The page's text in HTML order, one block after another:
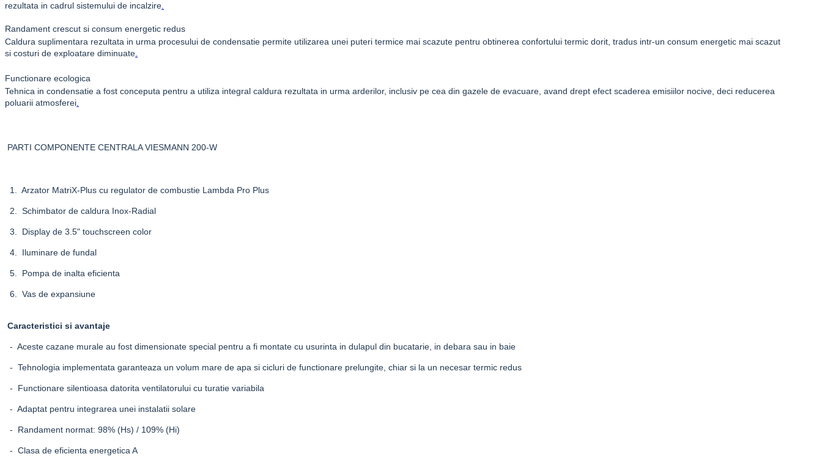
rezultata in cadrul sistemului de incalzire.
Randament crescut si consum energetic redus
Caldura suplimentara rezultata in urma procesului de condensatie permite utilizarea unei puteri termice mai scazute pentru obtinerea confortului termic dorit, tradus intr-un consum energetic mai scazut
si costuri de exploatare diminuate.
Functionare ecologica
Tehnica in condensatie a fost conceputa pentru a utiliza integral caldura rezultata in urma arderilor, inclusiv pe cea din gazele de evacuare, avand drept efect scaderea emisiilor nocive, deci reducerea
poluarii atmosferei.
PARTI COMPONENTE CENTRALA VIESMANN 200-W
1. Arzator MatriX-Plus cu regulator de combustie Lambda Pro Plus
2. Schimbator de caldura Inox-Radial
3. Display de 3.5" touchscreen color
4. Iluminare de fundal
5. Pompa de inalta eficienta
6. Vas de expansiune
Caracteristici si avantaje
- Aceste cazane murale au fost dimensionate special pentru a fi montate cu usurinta in dulapul din bucatarie, in debara sau in baie
- Tehnologia implementata garanteaza un volum mare de apa si cicluri de functionare prelungite, chiar si la un necesar termic redus
- Functionare silentioasa datorita ventilatorului cu turatie variabila
- Adaptat pentru integrarea unei instalatii solare
- Randament normat: 98% (Hs) / 109% (Hi)
- Clasa de eficienta energetica A